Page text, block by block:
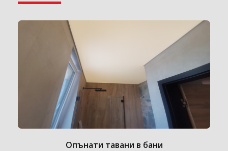
Опънати тавани в бани